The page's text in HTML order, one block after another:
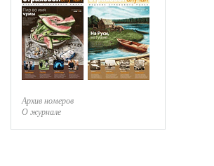
Архив номеров
О журнале